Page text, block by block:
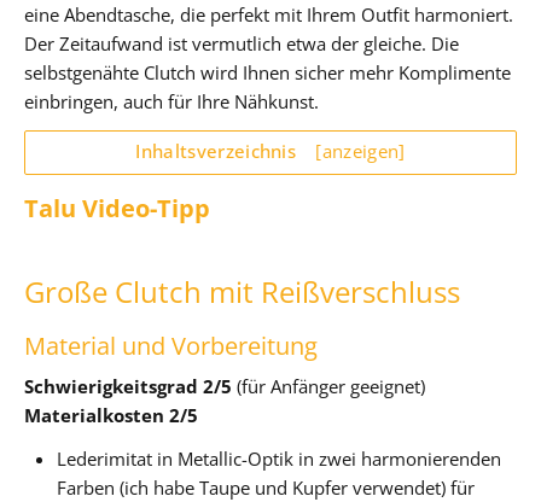
eine Abendtasche, die perfekt mit Ihrem Outfit harmoniert.
Der Zeitaufwand ist vermutlich etwa der gleiche. Die
selbstgenähte Clutch wird Ihnen sicher mehr Komplimente
einbringen, auch für Ihre Nähkunst.
Inhaltsverzeichnis [anzeigen]
Talu Video-Tipp
Große Clutch mit Reißverschluss
Material und Vorbereitung
Schwierigkeitsgrad 2/5 (für Anfänger geeignet)
Materialkosten 2/5
Lederimitat in Metallic-Optik in zwei harmonierenden
Farben (ich habe Taupe und Kupfer verwendet) für